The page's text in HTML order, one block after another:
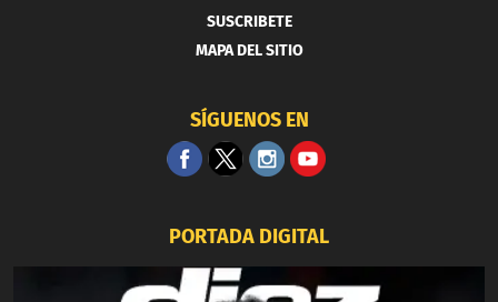
SUSCRIBETE
MAPA DEL SITIO
SÍGUENOS EN
PORTADA DIGITAL